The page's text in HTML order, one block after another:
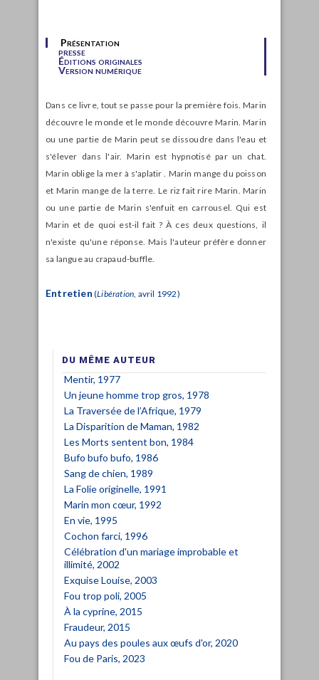
Présentation
presse
Éditions originales
Version numérique
Dans ce livre, tout se passe pour la première fois. Marin
découvre le monde et le monde découvre Marin. Marin
ou une partie de Marin peut se dissoudre dans l'eau et
s'élever dans l'air. Marin est hypnotisé par un chat.
Marin oblige la mer à s'aplatir . Marin mange du poisson
et Marin mange de la terre. Le riz fait rire Marin. Marin
ou une partie de Marin s'enfuit en carrousel. Qui est
Marin et de quoi est-il fait ? À ces deux questions, il
n'existe qu'une réponse. Mais l'auteur préfère donner
sa langue au crapaud-buffle.
Entretien (Libération, avril 1992)
DU MÊME AUTEUR
Mentir, 1977
Un jeune homme trop gros, 1978
La Traversée de l’Afrique, 1979
La Disparition de Maman, 1982
Les Morts sentent bon, 1984
Bufo bufo bufo, 1986
Sang de chien, 1989
La Folie originelle, 1991
Marin mon cœur, 1992
En vie, 1995
Cochon farci, 1996
Célébration d'un mariage improbable et
illimité, 2002
Exquise Louise, 2003
Fou trop poli, 2005
À la cyprine, 2015
Fraudeur, 2015
Au pays des poules aux œufs d'or, 2020
Fou de Paris, 2023